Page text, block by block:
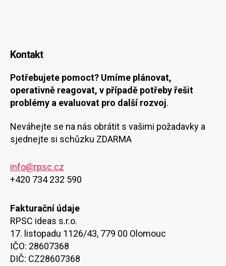
Kontakt
Potřebujete pomoct? Umíme plánovat,
operativně reagovat, v případě potřeby řešit
problémy a evaluovat pro další rozvoj.
Neváhejte se na nás obrátit s vašimi požadavky a
sjednejte si schůzku ZDARMA
info@rpsc.cz
+420 734 232 590
Fakturační údaje
RPSC ideas s.r.o.
17. listopadu 1126/43, 779 00 Olomouc
IČO: 28607368
DIČ: CZ28607368